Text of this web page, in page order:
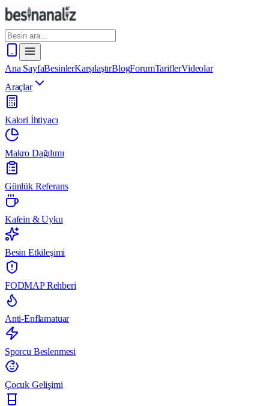
Ana SayfaBesinlerKarşılaştırBlogForumTariflerVideolar
Araçlar
Kalori İhtiyacı
Makro Dağılımı
Günlük Referans
Kafein & Uyku
Besin Etkileşimi
FODMAP Rehberi
Anti-Enflamatuar
Sporcu Beslenmesi
Çocuk Gelişimi